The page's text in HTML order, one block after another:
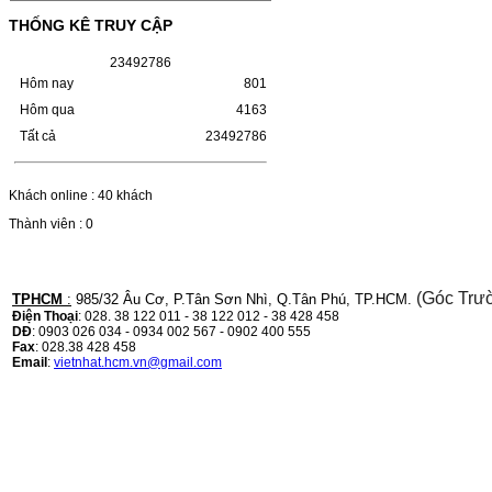
(W1110A) CHO DÒNG MÁY
HỘP MỰC HP 110A (W1110A) CHO DÒNG
MÁY LBP 243/MF 461DWMÃ HỘP MỰC:-
Hộp mực HP 110A (W1110A)- Loại mực:
Mực in laser trắng đenSỬ DỤNG CHO MÁY
Giá : 249.000VND
Chọn mua
243/MF 461DW
HỘP MỰC CANON CRG-070 CHO DÒNG
MÁY LBP 243/MF 461DW MÃ HỘP MỰC:–
Hộp mực Canon CRG-070– Loại mực: Mực
THỐNG KÊ TRUY CẬP
23492786
Hôm nay
Hôm qua
Tất cả
801
4163
23492786
Khách online : 40 khách
Thành viên : 0
TPHCM : 985/32 Âu Cơ, P.Tân Sơn Nhì, Q.Tân Phú, TP.HCM. (Góc
Điện Thoại: 028. 38 122 011 - 38 122 012 - 38 428 458
DĐ: 0903 026 034 - 0934 002 567 - 0902 400 555
Fax: 028.38 428 458
Email: vietnhat.hcm.vn@gmail.com